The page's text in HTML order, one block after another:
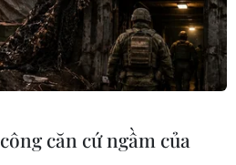
nghệ Việt Nam), sáng
có độ lớn 3,8 đã xảy ra
tỉnh Kon Tum; không gây
và tài sản.
xảy ra lúc 7 giờ 39 phút 46
11/6, có tọa độ 14,924 độ
căn cứ ngầm của